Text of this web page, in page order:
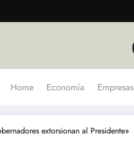
Home Economía Empresas
extorsionan al Presidente»